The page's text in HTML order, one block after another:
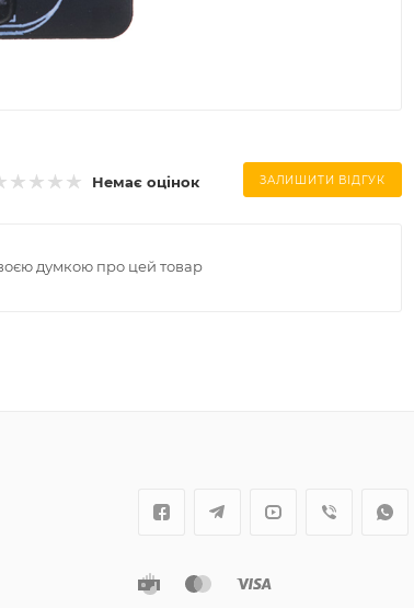
Немає оцінок ЗАЛИШИТИ ВІДГУК
думкою про цей товар